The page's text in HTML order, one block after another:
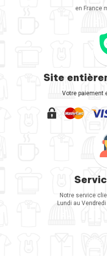
en France
Site
Votre paiement
Notre service
Lundi au